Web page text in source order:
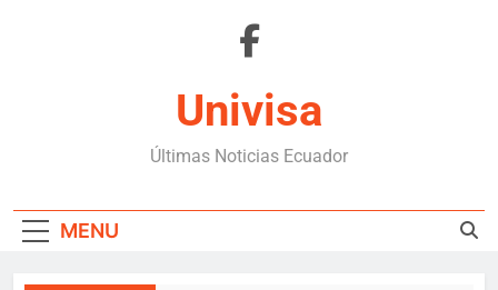
Univisa
Últimas Noticias Ecuador
MENU